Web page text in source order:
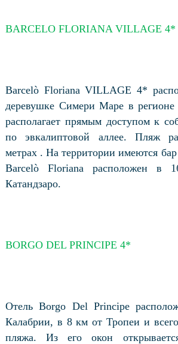
BARCELO FLORIANA VILLAGE 4*
Barcelò Floriana VILLAGE 4*
деревушке Симери Маре в регионе
располагает прямым доступом к
по эвкалиптовой аллее. Пляж
метрах . На территории имеются
Barcelò Floriana расположен
Катандзаро.
BORGO DEL PRINCIPE 4*
Отель Borgo Del Principe
Калабрии, в 8 км от Тропеи и
пляжа. Из его окон